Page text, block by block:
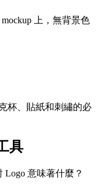
上，無背景色
杯、貼紙和刺繡的必
具
意味著什麼？